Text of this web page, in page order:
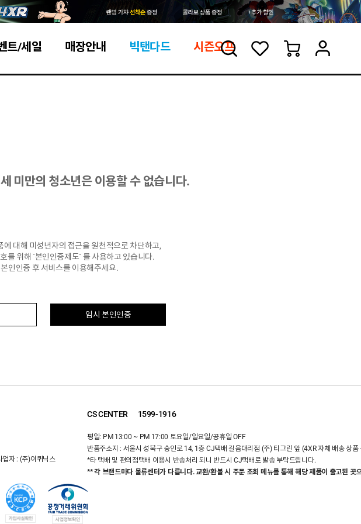
트/세일 매장안내 빅탠다드 시즌오프
색
아
미만의 청소년은 이용할 수 없습니다.
에 대해 미성년자의 접근을 원천적으로 차단하고,
를 위해 `본인인증제도` 를 사용하고 있습니다.
인인증 후 서비스를 이용해주세요.
임시 본인인증
업자 : (주)이퀴닉스
CS CENTER 1599-1916
평일: PM 13:00 ~ PM 17:00 토요일/일요일/공휴일 OFF
반품주소지 : 서울시 성북구 숭인로 14, 1층 CJ택배 길음대리점 (주) 티그린 앞 (4XR 자체 배송 상품
*타 택배 및 편의점택배 이용시 반송처리 되니 반드시 CJ택배로 발송 부탁드립니다.
** 각 브랜드마다 물류센터가 다릅니다. 교환/환불 시 주문 조회 메뉴를 통해 해당 제품이 출고된 곳